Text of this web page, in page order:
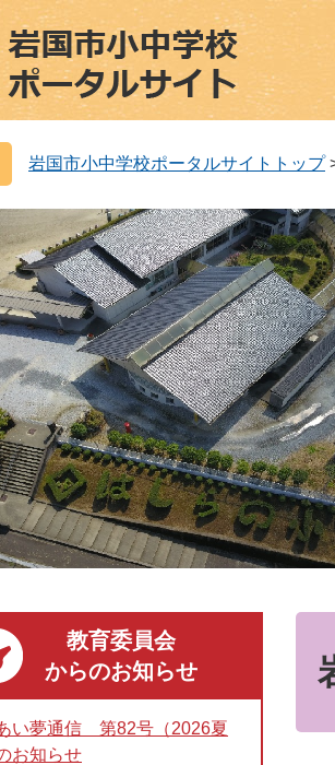
岩国市小中学校ポータルサイトトップ
教育委員会
からのお知らせ
い夢通信 第82号（2026夏
お知らせ